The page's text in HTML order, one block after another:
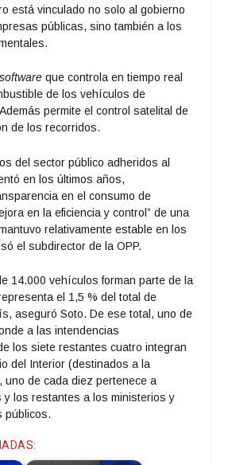
está vinculado no solo al gobierno
públicas, sino también a los
software que controla en tiempo real
de los vehículos de
permite el control satelital de
de los recorridos.
del sector público adheridos al
en los últimos años,
en el consumo de
en la eficiencia y control” de una
relativamente estable en los
el subdirector de la OPP.
14.000 vehículos forman parte de la
el 1,5 % del total de
aseguró Soto. De ese total, uno de
a las intendencias
los siete restantes cuatro integran
del Interior (destinados a la
uno de cada diez pertenece a
y los restantes a los ministerios y
públicos.